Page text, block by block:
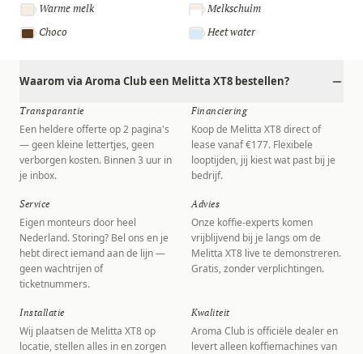
Warme melk
Melkschuim
Choco
Heet water
Waarom via Aroma Club een Melitta XT8 bestellen?
Transparantie
Een heldere offerte op 2 pagina's
— geen kleine lettertjes, geen
verborgen kosten. Binnen 3 uur in
je inbox.
Financiering
Koop de Melitta XT8 direct of
lease vanaf €177. Flexibele
looptijden, jij kiest wat past bij je
bedrijf.
Service
Eigen monteurs door heel
Nederland. Storing? Bel ons en je
hebt direct iemand aan de lijn —
geen wachtrijen of
ticketnummers.
Advies
Onze koffie-experts komen
vrijblijvend bij je langs om de
Melitta XT8 live te demonstreren.
Gratis, zonder verplichtingen.
Installatie
Wij plaatsen de Melitta XT8 op
locatie, stellen alles in en zorgen
Kwaliteit
Aroma Club is officiële dealer en
levert alleen koffiemachines van